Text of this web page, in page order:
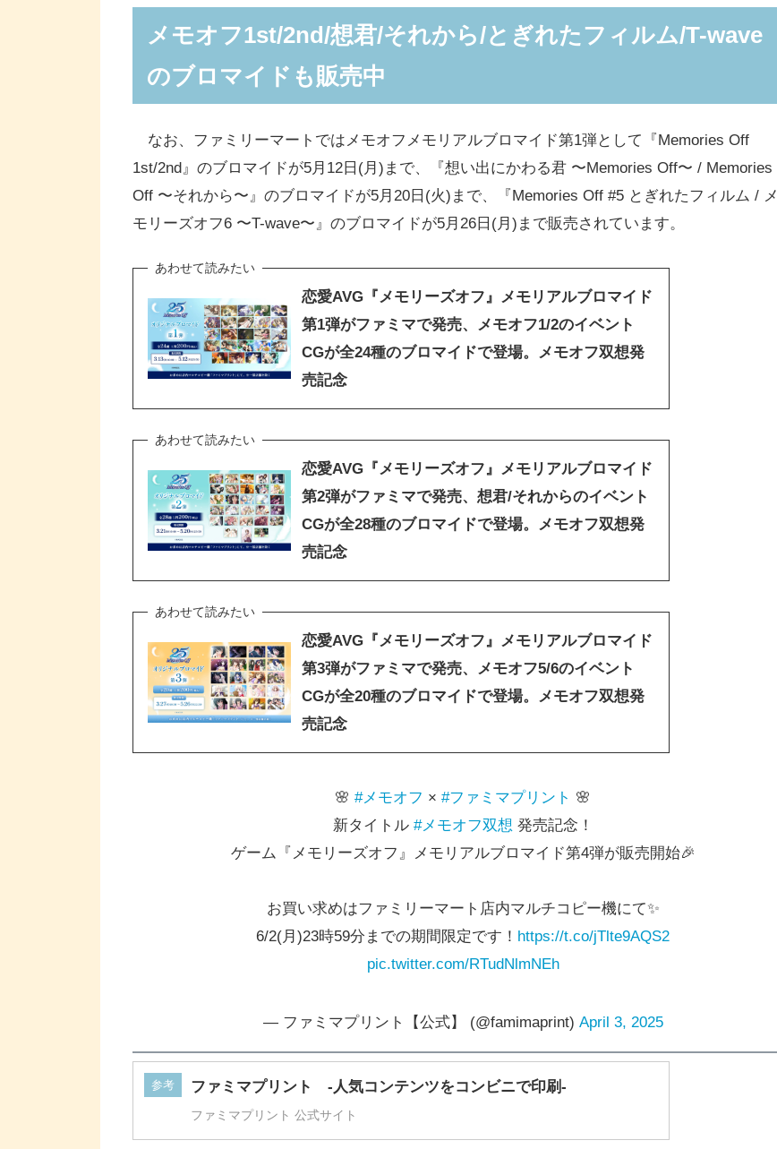
メモオフ1st/2nd/想君/それから/とぎれたフィルム/T-wave
のブロマイドも販売中
なお、ファミリーマートではメモオフメモリアルブロマイド第1弾として『Memories Off
1st/2nd』のブロマイドが5月12日(月)まで、『想い出にかわる君 〜Memories Off〜 / Memories
Off 〜それから〜』のブロマイドが5月20日(火)まで、『Memories Off #5 とぎれたフィルム / メ
モリーズオフ6 〜T-wave〜』のブロマイドが5月26日(月)まで販売されています。
恋愛AVG『メモリーズオフ』メモリアルブロマイド
第1弾がファミマで発売、メモオフ1/2のイベント
CGが全24種のブロマイドで登場。メモオフ双想発
売記念
恋愛AVG『メモリーズオフ』メモリアルブロマイド
第2弾がファミマで発売、想君/それからのイベント
CGが全28種のブロマイドで登場。メモオフ双想発
売記念
恋愛AVG『メモリーズオフ』メモリアルブロマイド
第3弾がファミマで発売、メモオフ5/6のイベント
CGが全20種のブロマイドで登場。メモオフ双想発
売記念
🌸 #メモオフ × #ファミマプリント 🌸
新タイトル #メモオフ双想 発売記念！
ゲーム『メモリーズオフ』メモリアルブロマイド第4弾が販売開始🎉
お買い求めはファミリーマート店内マルチコピー機にて✨
6/2(月)23時59分までの期間限定です！ https://t.co/jTlte9AQS2
pic.twitter.com/RTudNlmNEh
— ファミマプリント【公式】 (@famimaprint) April 3, 2025
参考 ファミマプリント -人気コンテンツをコンビニで印刷-
ファミマプリント 公式サイト